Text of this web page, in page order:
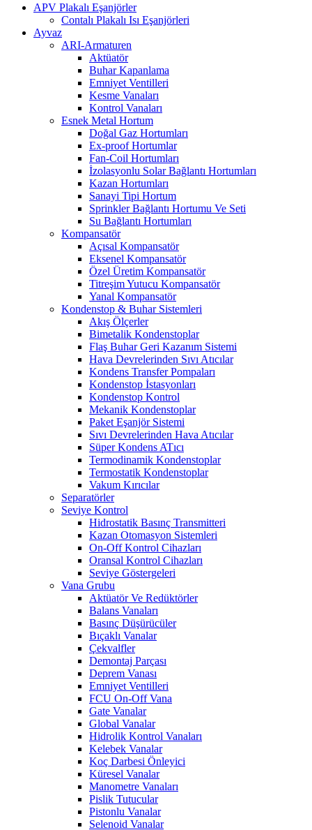
APV Plakalı Eşanjörler
Contalı Plakalı Isı Eşanjörleri
Ayvaz
ARI-Armaturen
Aktüatör
Buhar Kapanlama
Emniyet Ventilleri
Kesme Vanaları
Kontrol Vanaları
Esnek Metal Hortum
Doğal Gaz Hortumları
Ex-proof Hortumlar
Fan-Coil Hortumları
İzolasyonlu Solar Bağlantı Hortumları
Kazan Hortumları
Sanayi Tipi Hortum
Sprinkler Bağlantı Hortumu Ve Seti
Su Bağlantı Hortumları
Kompansatör
Açısal Kompansatör
Eksenel Kompansatör
Özel Üretim Kompansatör
Titreşim Yutucu Kompansatör
Yanal Kompansatör
Kondenstop & Buhar Sistemleri
Akış Ölçerler
Bimetalik Kondenstoplar
Flaş Buhar Geri Kazanım Sistemi
Hava Devrelerinden Sıvı Atıcılar
Kondens Transfer Pompaları
Kondenstop İstasyonları
Kondenstop Kontrol
Mekanik Kondenstoplar
Paket Eşanjör Sistemi
Sıvı Devrelerinden Hava Atıcılar
Süper Kondens ATıcı
Termodinamik Kondenstoplar
Termostatik Kondenstoplar
Vakum Kırıcılar
Separatörler
Seviye Kontrol
Hidrostatik Basınç Transmitteri
Kazan Otomasyon Sistemleri
On-Off Kontrol Cihazları
Oransal Kontrol Cihazları
Seviye Göstergeleri
Vana Grubu
Aktüatör Ve Redüktörler
Balans Vanaları
Basınç Düşürücüler
Bıçaklı Vanalar
Çekvalfler
Demontaj Parçası
Deprem Vanası
Emniyet Ventilleri
FCU On-Off Vana
Gate Vanalar
Global Vanalar
Hidrolik Kontrol Vanaları
Kelebek Vanalar
Koç Darbesi Önleyici
Küresel Vanalar
Manometre Vanaları
Pislik Tutucular
Pistonlu Vanalar
Selenoid Vanalar